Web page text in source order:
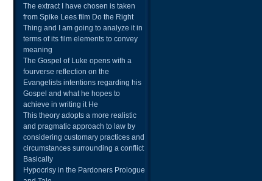
The extract I have chosen is taken
from Spike Lees film Do the Right
Thing and I am going to analyze it in
terms of its film elements to convey
meaning
The Gospel of Luke opens with a
fourverse reflection on the
Evangelists intentions regarding his
Gospel and what he hopes to
achieve in writing it He
This theory adopts a more realistic
and pragmatic approach to law by
considering customary practices and
circumstances surrounding a conflict
Basically
Hypocrisy in the Pardoners Prologue